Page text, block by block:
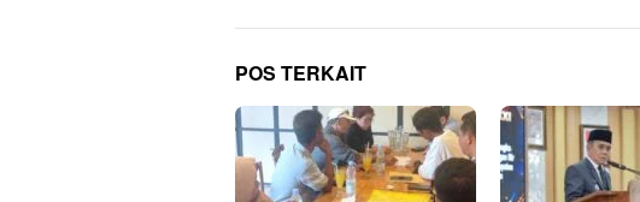
POS TERKAIT